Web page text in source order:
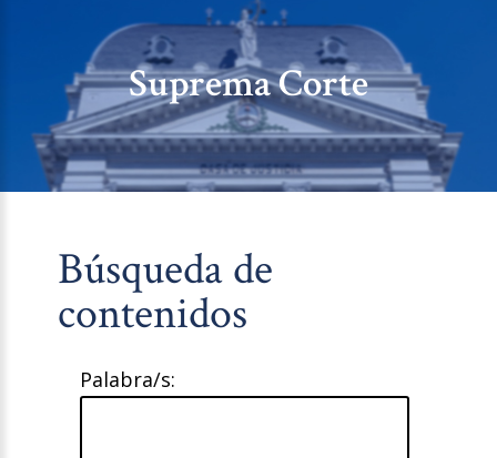
Suprema Corte
Búsqueda de
contenidos
Palabra/s: